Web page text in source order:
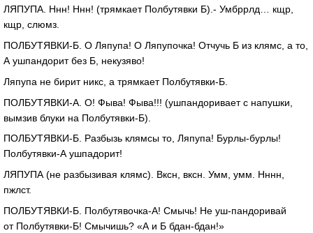
ЛЯПУПА. Ннн! Ннн! (трямкает Полбутявки Б).- Умбррлд… кщр,
кщр, слюмз.
ПОЛБУТЯВКИ-Б . О Ляпупа! О Ляпупочка! Отчучь Б из клямс, а то,
А ушпандорит без Б, некузяво!
Ляпупа не бирит никс, а трямкает Полбутявки-Б
ПОЛБУТЯВКИ-А . О! Фыва! Фыва!!! (ушпандоривает с напушки,
вымзив блуки на Полбутявки-Б).
ПОЛБУТЯВКИ-Б. Разбызь клямсы то, Ляпупа! Бурлы-бурлы!
Полбутявки-Аушпадорит!
ЛЯПУПА (не разбызивая клямс). Вксн, вксн. Умм, умм. Нннн,
пжлст.
ПОЛБУТЯВКИ-Б Полбутявочка-А! Смычь! Не уш-пандоривай
от Полбутявки-Б! Смычишь? «А и Б бдан-бдан!»